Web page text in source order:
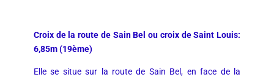
Croix de la route de Sain Bel ou croix de Saint Louis:
6,85m (19ème)
Elle se situe sur la route de Sain Bel, en face de la